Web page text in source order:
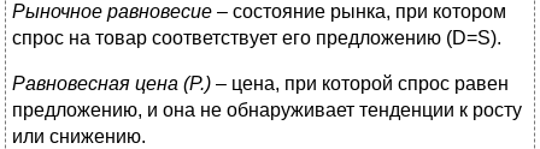
Рыночное равновесие – состояние рынка, при котором
спрос на товар соответствует его предложению (D=S).
Равновесная цена (Р.) – цена, при которой спрос равен
предложению, и она не обнаруживает тенденции к росту
или снижению.